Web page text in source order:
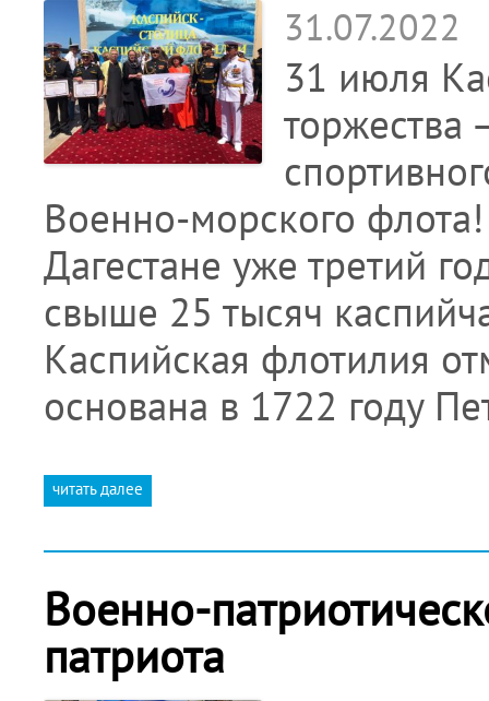
31.07.2022
31 июля
торжества
Военно-морского
Дагестане уже третий
свыше 25 тысяч
Каспийская флотилия
основана в 1722 году
читать далее
Военно-
патриота